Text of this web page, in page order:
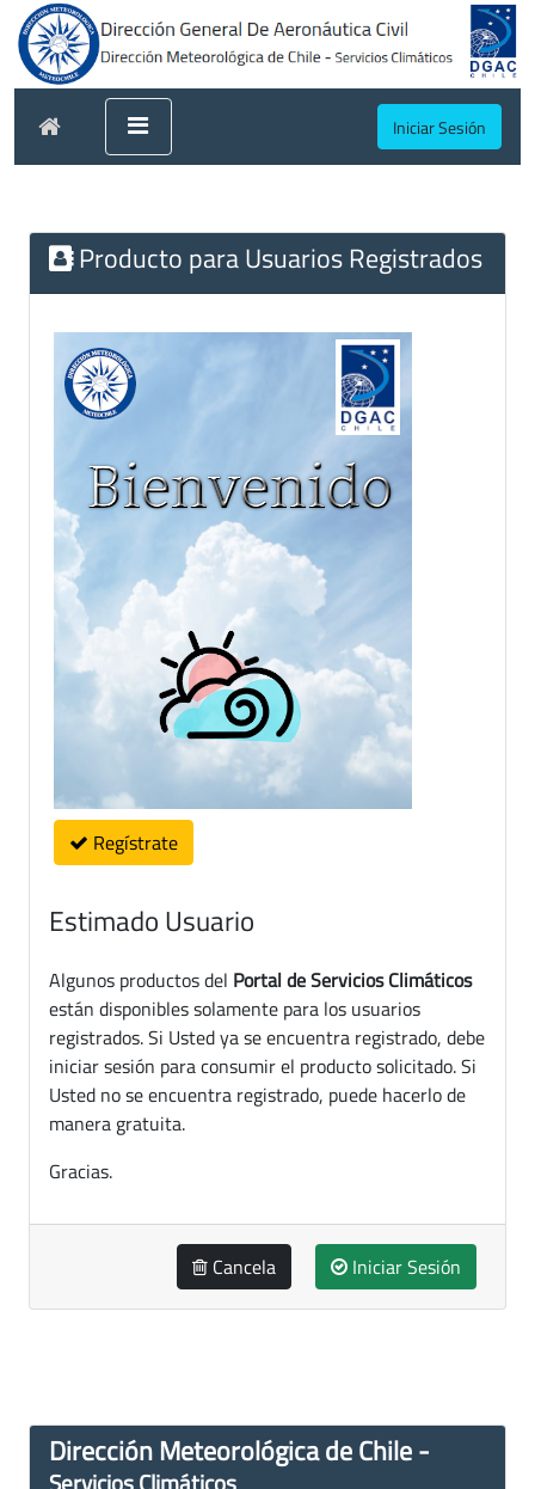
Iniciar Sesión
Producto para Usuarios Registrados
Regístrate
Estimado Usuario
Algunos productos del Portal de Servicios Climáticos
están disponibles solamente para los usuarios
registrados. Si Usted ya se encuentra registrado, debe
iniciar sesión para consumir el producto solicitado. Si
Usted no se encuentra registrado, puede hacerlo de
manera gratuita.
Gracias.
Cancela Iniciar Sesión
Dirección Meteorológica de Chile -
Servicios Climáticos